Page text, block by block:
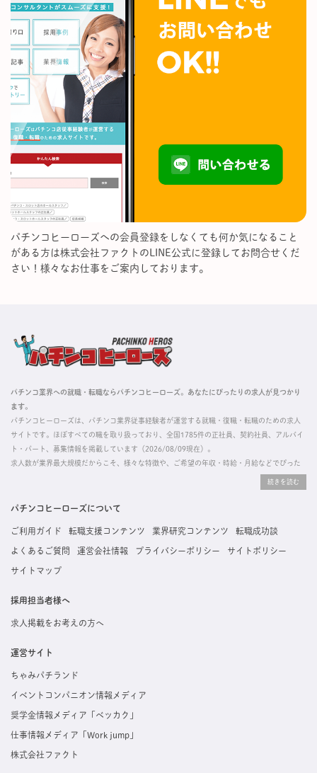
パチンコヒーローズへの会員登録をしなくても何か気になること
がある方は株式会社ファクトのLINE公式に登録してお問合せくだ
さい！様々なお仕事をご案内しております。
パチンコ業界への就職・転職ならパチンコヒーローズ。あなたにぴったりの求人が見つかり
ます。
パチンコヒーローズは、パチンコ業界従事経験者が運営する就職・復職・転職のための求人
サイトです。ほぼすべての職を取り扱っており、全国1785件の正社員、契約社員、アルバイ
ト・パート、募集情報を掲載しています（2026/08/09現在）。
求人数が業界最大規模だからこそ、様々な特徴や、ご希望の年収・時給・月給などでぴった
掲載している求人は、すべて契約法人様から寄せられた正規の求人情報です。応募いただい
た内容はすぐに直接事業所に届くためスムーズに転職・復職できます。
パチンコヒーローズについて
ご利用ガイド 転職支援コンテンツ 業界研究コンテンツ 転職成功談
よくあるご質問 運営会社情報 プライバシーポリシー サイトポリシー
サイトマップ
採用担当者様へ
求人掲載をお考えの方へ
運営サイト
ちゃみパチランド
イベントコンパニオン情報メディア
奨学金情報メディア「ベッカク」
仕事情報メディア「Work jump」
株式会社ファクト